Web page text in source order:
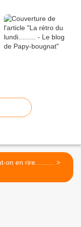
Peut-on en rire.......... >